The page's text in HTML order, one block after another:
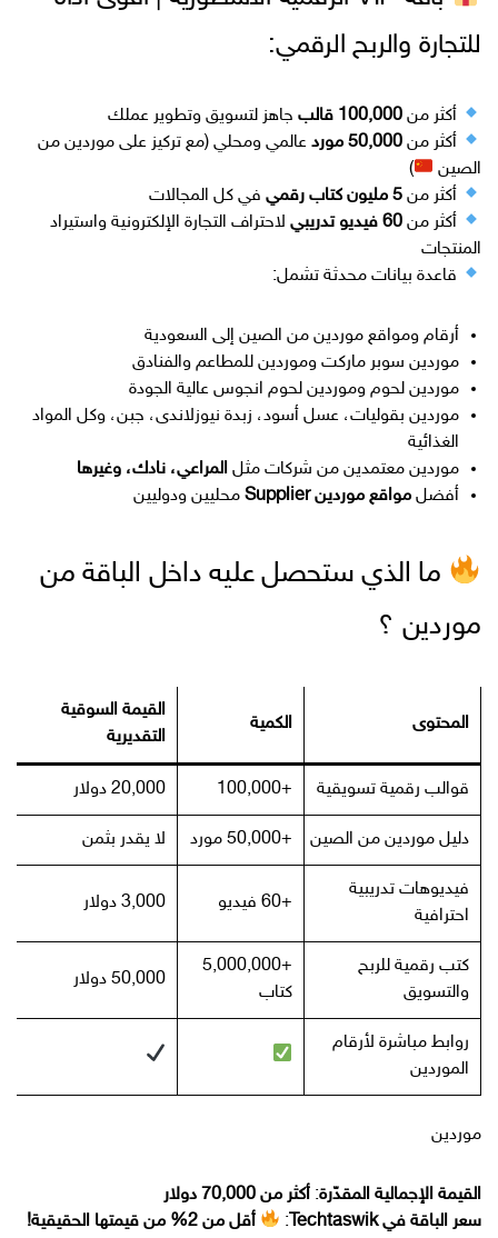
للتجارة والربح الرقمي:
أكثر من100,000 قالب
جاهز لتسويق وتطوير عملك
أكثر من50,000 مورد
عالمي ومحلي (مع تركيز على موردين من
الصين
)
أكثر من5 مليون كتاب رقمي
في كل المجالات
أكثر من60 فيديو تدريبي
لاحتراف التجارة الإلكترونية واستيراد
المنتجات
قاعدة بيانات محدثة تشمل:
أرقام ومواقع موردين من الصين إلى السعودية
موردين سوبر ماركت وموردين للمطاعم والفنادق
موردين لحوم وموردين لحوم انجوس عالية الجودة
موردين بقوليات، عسل أسود، زبدة نيوزلاندى، جبن، وكل المواد
الغذائية
موردين معتمدين من شركات مثل المراعي، نادك، وغيرها
أفضل مواقع موردين Supplier محليين ودوليين
ما الذي ستحصل عليه داخل الباقة من
موردين ؟
المحتوى الكمية
القيمة السوقية
التقديرية
قوالب رقمية تسويقية +100,000 20,000 دولار
دليل موردين من الصين +50,000 مورد لا يقدر بثمن
فيديوهات تدريبية
احترافية
+60 فيديو 3,000 دولار
كتب رقمية للربح
والتسويق
+5,000,000
كتاب
50,000 دولار
روابط مباشرة لأرقام
الموردين
موردين
القيمة الإجمالية المقدّرة: أكثر من 70,000 دولار
سعر الباقة في Techtaswik
: أقل من 2% من قيمتها الحقيقية!